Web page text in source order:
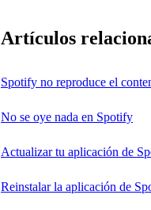
Artículos
Spotify no reproduce el
No se oye nada en Spotify
Actualizar tu aplicación de
Reinstalar la aplicación de